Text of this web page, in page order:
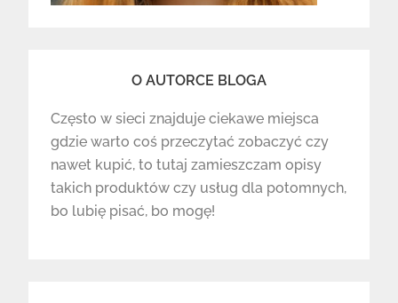
O AUTORCE BLOGA
Często w sieci znajduje ciekawe miejsca
gdzie warto coś przeczytać zobaczyć czy
nawet kupić, to tutaj zamieszczam opisy
takich produktów czy usług dla potomnych,
bo lubię pisać, bo mogę!